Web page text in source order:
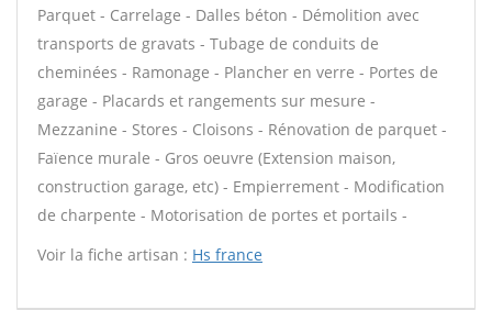
Parquet - Carrelage - Dalles béton - Démolition avec
transports de gravats - Tubage de conduits de
cheminées - Ramonage - Plancher en verre - Portes de
garage - Placards et rangements sur mesure -
Mezzanine - Stores - Cloisons - Rénovation de parquet -
Faïence murale - Gros oeuvre (Extension maison,
construction garage, etc) - Empierrement - Modification
de charpente - Motorisation de portes et portails -
Voir la fiche artisan : Hs france